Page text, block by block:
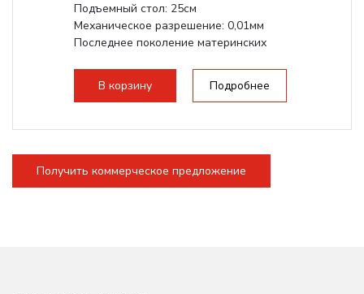
Подъемный стол: 25см
Механическое разрешение: 0,01мм
Последнее поколение материнских
В корзину Подробнее
Получить коммерческое предложение